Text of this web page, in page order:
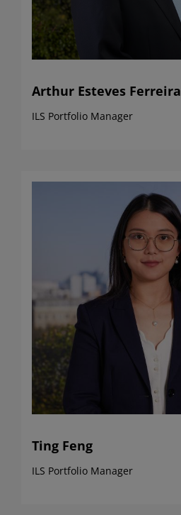
Arthur Esteves Ferreira
ILS Portfolio Manager
Ting Feng
ILS Portfolio Manager